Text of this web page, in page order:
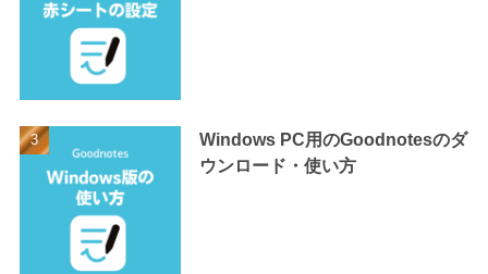
Windows PC用のGoodnotesのダ
ウンロード・使い方